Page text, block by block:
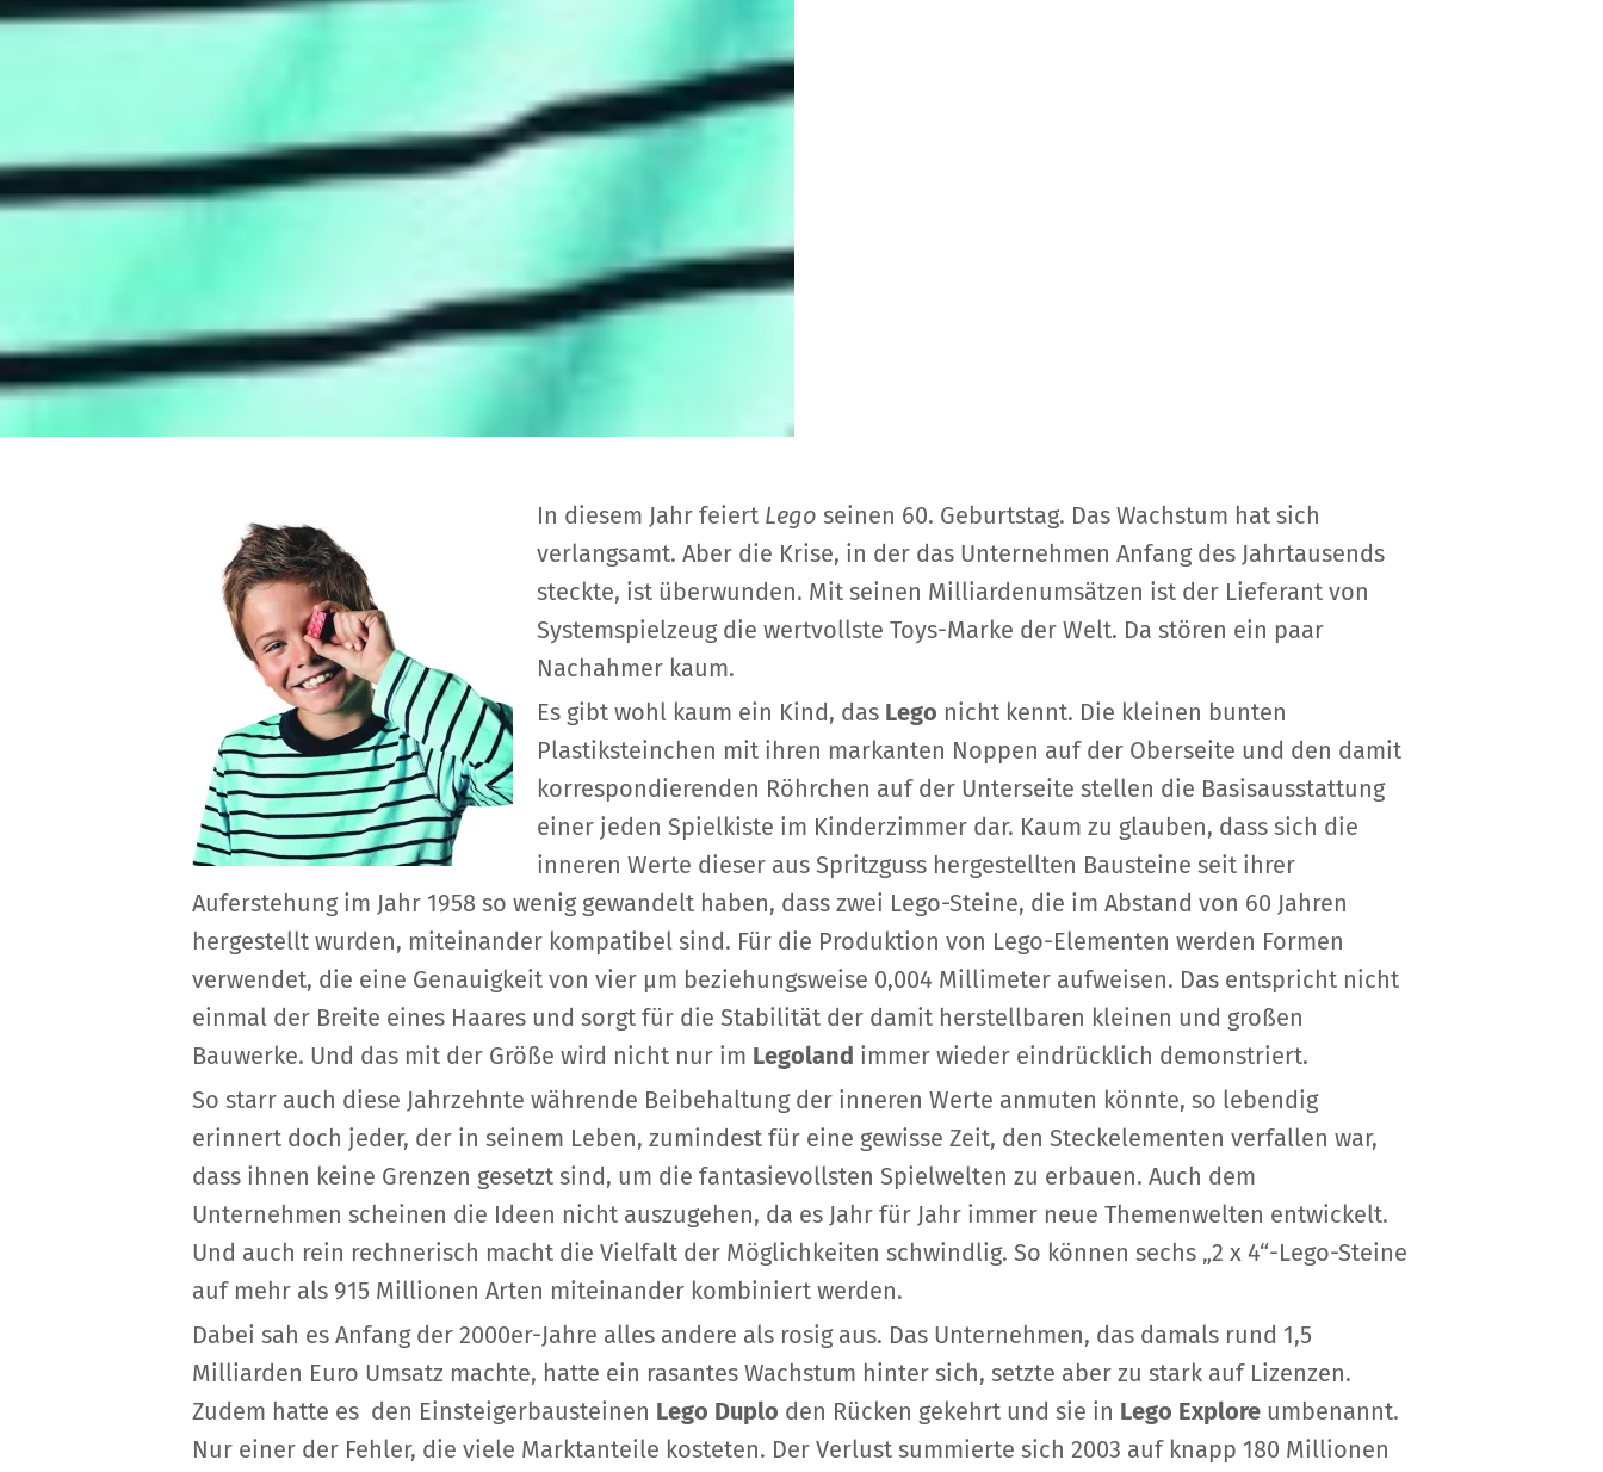
In diesem Jahr feiert Legoseinen 60. Geburtstag. Das Wachstum hat sich
verlangsamt. Aber die Krise, in der das Unternehmen Anfang des Jahrtausends
steckte, ist überwunden. Mit seinen Milliardenumsätzen ist der Lieferant von
Systemspielzeug die wertvollste Toys-Marke der Welt. Da stören ein paar
Nachahmer kaum.
Es gibt wohl kaum ein Kind, das Lego nicht kennt. Die kleinen bunten
Plastiksteinchen mit ihren markanten Noppen auf der Oberseite und den damit
korrespondierenden Röhrchen auf der Unterseite stellen die Basisausstattung
einer jeden Spielkiste im Kinderzimmer dar. Kaum zu glauben, dass sich die
inneren Werte dieser aus Spritzguss hergestellten Bausteine seit ihrer
Auferstehung im Jahr 1958 so wenig gewandelt haben, dass zwei Lego-Steine, die im Abstand von 60 Jahren
hergestellt wurden, miteinander kompatibel sind. Für die Produktion von Lego-Elementen werden Formen
verwendet, die eine Genauigkeit von vier µm beziehungsweise 0,004 Millimeter aufweisen. Das entspricht nicht
einmal der Breite eines Haares und sorgt für die Stabilität der damit herstellbaren kleinen und großen
Bauwerke. Und das mit der Größe wird nicht nur im Legoland immer wieder eindrücklich demonstriert.
So starr auch diese Jahrzehnte währende Beibehaltung der inneren Werte anmuten könnte, so lebendig
erinnert doch jeder, der in seinem Leben, zumindest für eine gewisse Zeit, den Steckelementen verfallen war,
dass ihnen keine Grenzen gesetzt sind, um die fantasievollsten Spielwelten zu erbauen. Auch dem
Unternehmen scheinen die Ideen nicht auszugehen, da es Jahr für Jahr immer neue Themenwelten entwickelt.
Und auch rein rechnerisch macht die Vielfalt der Möglichkeiten schwindlig. So können sechs „2 x 4“-Lego-Steine
auf mehr als 915 Millionen Arten miteinander kombiniert werden.
Dabei sah es Anfang der 2000er-Jahre alles andere als rosig aus. Das Unternehmen, das damals rund 1,5
Milliarden Euro Umsatz machte, hatte ein rasantes Wachstum hinter sich, setzte aber zu stark auf Lizenzen.
Zudem hatte es den Einsteigerbausteinen Lego Duplo den Rücken gekehrt und sie in Lego Explore umbenannt.
Nur einer der Fehler, die viele Marktanteile kosteten. Der Verlust summierte sich 2003 auf knapp 180 Millionen